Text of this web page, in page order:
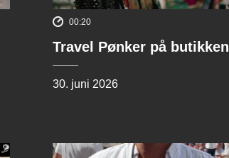
00:20
Travel Pønker på butikken
30. juni 2026